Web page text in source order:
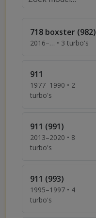
718 boxster (982)
2016–… • 3 turbo's
911
1977–1990 • 2
turbo's
911 (991)
2013–2020 • 8
turbo's
911 (993)
1995–1997 • 4
turbo's